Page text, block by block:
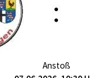
:
Anstoß